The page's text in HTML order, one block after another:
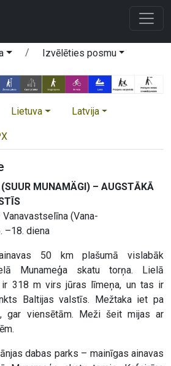
Izvēlēties posmu
Lietuva Latvija
MUNAMÄGI) – AUGSTĀKĀ
(Vana-
–18. diena
50 km plašumā vislabāk
Munameģa skatu torņa. Lielā
ir 318 m virs jūras līmeņa, un tas ir
Baltijas valstīs. Mežtaka iet pa
gar viensētām. Meži šeit mijas ar
dabas parks – mainīgas ainavas